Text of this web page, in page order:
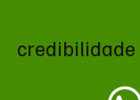
credibilidade